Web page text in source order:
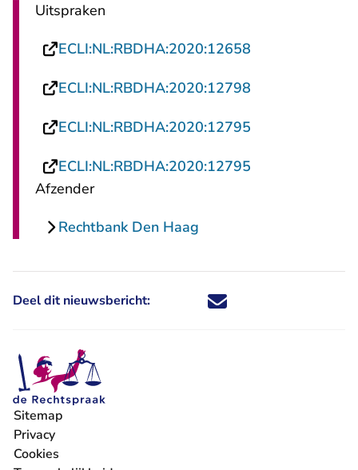
Uitspraken
ECLI:NL:RBDHA:2020:12658
ECLI:NL:RBDHA:2020:12798
ECLI:NL:RBDHA:2020:12795
ECLI:NL:RBDHA:2020:12795
Afzender
Rechtbank Den Haag
Deel dit nieuwsbericht: Deel dit nieuwsbericht via X -
Deel dit nieuwsbericht via
Deel dit nieuwsbericht
Deel dit
Sitemap
Privacy
Cookies